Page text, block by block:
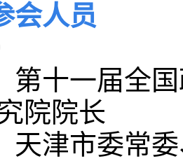
会人员
十一届全国
院院长
津市委常委